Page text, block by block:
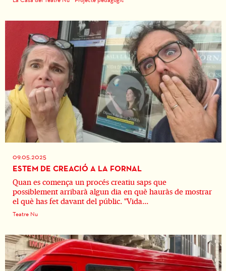
09.05.2025
ESTEM DE CREACIÓ A LA FORNAL
Quan es comença un procés creatiu saps que
possiblement arribarà algun dia en què hauràs de mostrar
el què has fet davant del públic. "Vida...
Teatre Nu